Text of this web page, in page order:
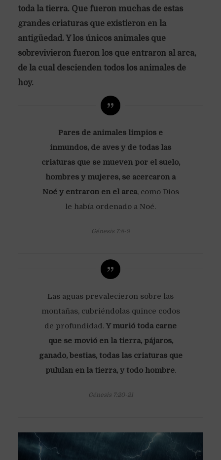
toda la tierra. Que fueron muchas de estas
grandes criaturas que existieron en la
antigüedad. Y los únicos animales que
sobrevivieron fueron los que entraron al arca,
de la cual descienden todos los animales de
hoy.
Pares de animales limpios e
inmundos, de aves y de todas las
criaturas que se mueven por el suelo,
hombres y mujeres, se acercaron a
Noé y entraron en el arca, como Dios
le había ordenado a Noé.
Génesis 7:8-9
Las aguas prevalecieron sobre las
montañas, cubriéndolas quince codos
de profundidad. Y murió toda carne
que se movió en la tierra, pájaros,
ganado, bestias, todas las criaturas que
pululan en la tierra, y todo hombre.
Génesis 7:20-21